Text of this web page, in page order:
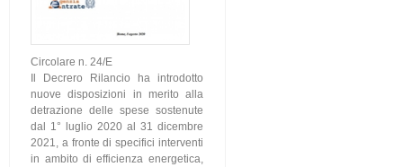
Circolare n. 24/E
Il Decrero Rilancio ha introdotto
nuove disposizioni in merito alla
detrazione delle spese sostenute
dal 1° luglio 2020 al 31 dicembre
2021, a fronte di specifici interventi
in ambito di efficienza energetica,